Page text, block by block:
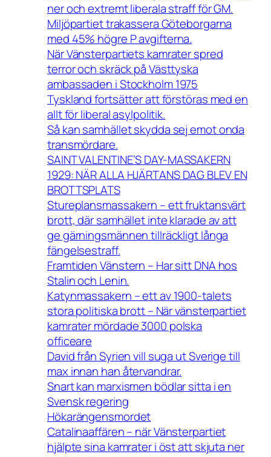
ner och extremt liberala straff för GM.
Miljöpartiet trakassera Göteborgarna
med 45% högre P avgifterna.
När Vänsterpartiets kamrater spred
terror och skräck på Västtyska
ambassaden i Stockholm 1975
Tyskland fortsätter att förstöras med en
allt för liberal asylpolitik.
Så kan samhället skydda sej emot onda
transmördare.
SAINT VALENTINE’S DAY-MASSAKERN
1929: NÄR ALLA HJÄRTANS DAG BLEV EN
BROTTSPLATS
Stureplansmassakern – ett fruktansvärt
brott, där samhället inte klarade av att
ge gärningsmännen tillräckligt långa
fängelsestraff.
Framtiden Vänstern – Har sitt DNA hos
Stalin och Lenin.
Katynmassakern – ett av 1900-talets
stora politiska brott – När vänsterpartiet
kamrater mördade 3000 polska
officeare
David från Syrien vill suga ut Sverige till
max innan han återvandrar.
Snart kan marxismen bödlar sitta i en
Svensk regering
Hökarängensmordet
Catalinaaffären – när Vänsterpartiet
hjälpte sina kamrater i öst att skjuta ner